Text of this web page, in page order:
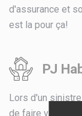
d'assurance et
est la pour ça!
PJ
Lors d'un
de faire valoir